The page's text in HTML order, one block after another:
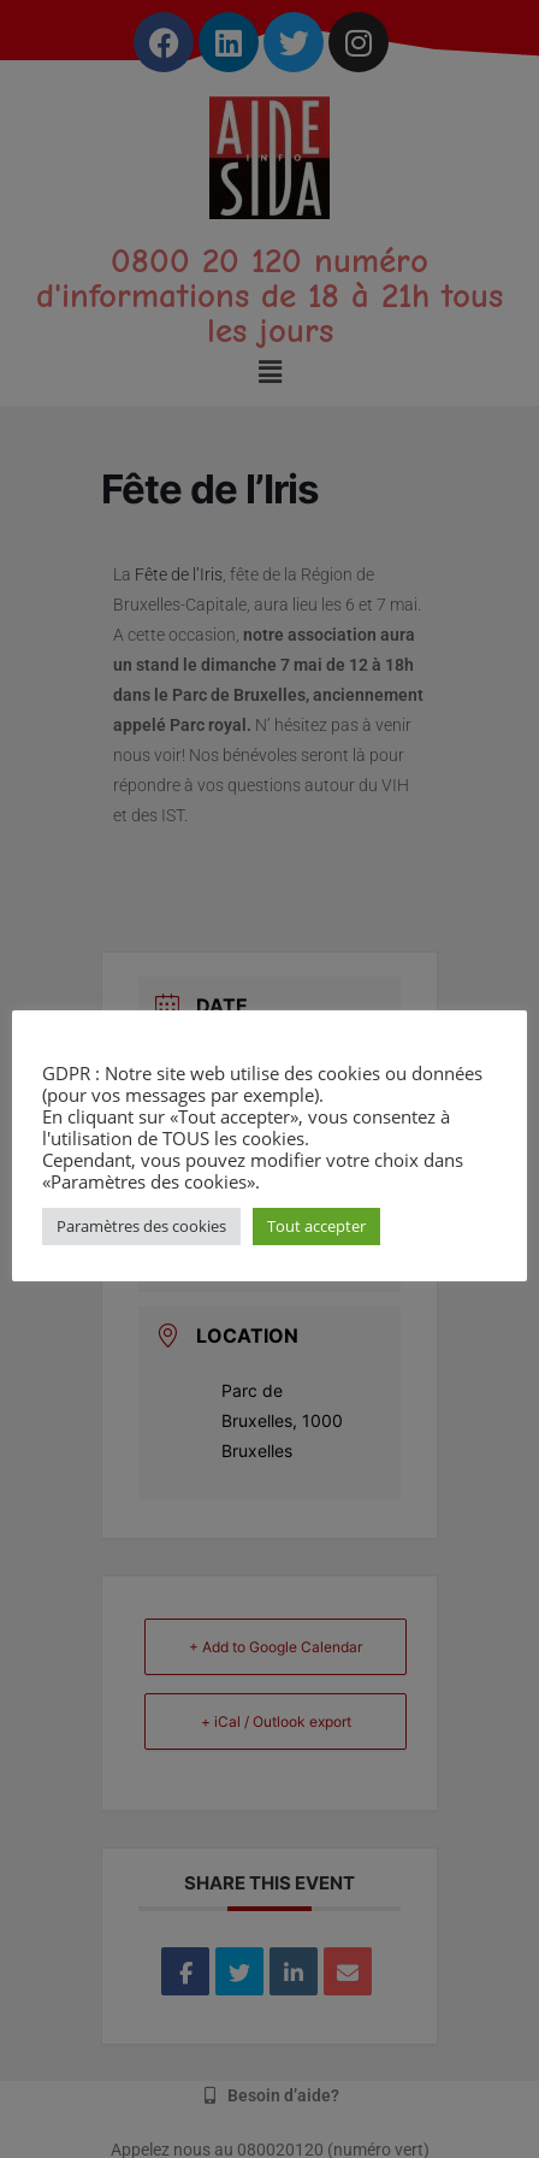
0800 20 120 numéro
d'informations de 18 à 21h tous
les jours
Fête de l’Iris
La Fête de l’Iris, fête de la Région de
Bruxelles-Capitale, aura lieu les 6 et 7 mai.
A cette occasion, notre association aura
un stand le dimanche 7 mai de 12 à 18h
dans le Parc de Bruxelles, anciennement
appelé Parc royal. N’ hésitez pas à venir
nous voir! Nos bénévoles seront là pour
répondre à vos questions autour du VIH
et des IST.
DATE
Expired!
TIME
12 h 00 min - 18
LOCATION
Parc de
Bruxelles, 1000
Bruxelles
+ Add to Google Calendar
+ iCal / Outlook export
SHARE THIS EVENT
Besoin d’aide?
Appelez nous au 080020120 (numéro vert)
GDPR : Notre site web utilise des cookies ou données
(pour vos messages par exemple).
En cliquant sur «Tout accepter», vous consentez à
l'utilisation de TOUS les cookies.
Cependant, vous pouvez modifier votre choix dans
«Paramètres des cookies».
Paramètres des cookies Tout accepter